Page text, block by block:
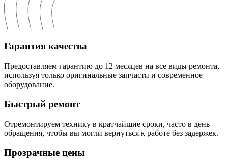
Гарантия качества
Предоставляем гарантию до 12 месяцев на все виды ремонта,
используя только оригинальные запчасти и современное
оборудование.
Быстрый ремонт
Отремонтируем технику в кратчайшие сроки, часто в день
обращения, чтобы вы могли вернуться к работе без задержек.
Прозрачные цены